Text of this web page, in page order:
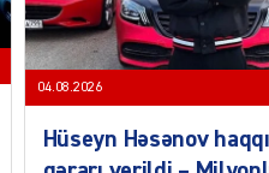
04.08.2026
Hüseyn Həsənov